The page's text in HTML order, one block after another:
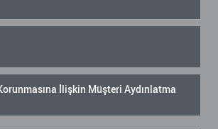
İlişkin Müşteri Aydınlatma